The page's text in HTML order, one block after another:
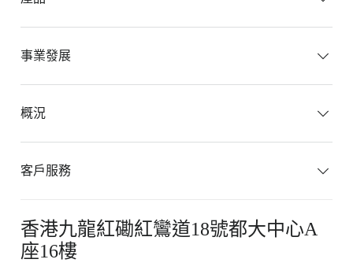
事業發展
概況
客戶服務
香港九龍紅磡紅鸞道18號都大中心A
座16樓